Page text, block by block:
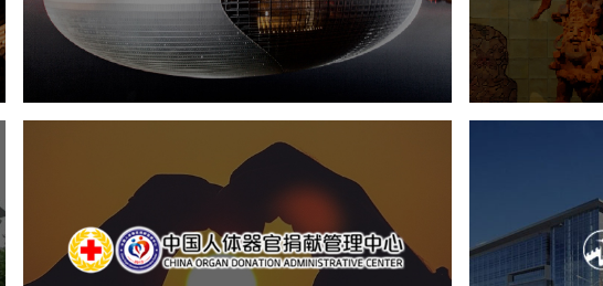
文化艺术 剧院 智慧展馆 展馆网站建设
文化艺术
数字博物馆建
公司展厅设
中国人体器官捐献管理中心